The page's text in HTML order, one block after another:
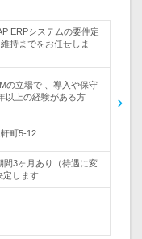
ERPシステムの要件定
持までをお任せしま
の立場で 、導入や保守
以上の経験がある方
二軒町5-12
間3ヶ月あり（待遇に変
定します